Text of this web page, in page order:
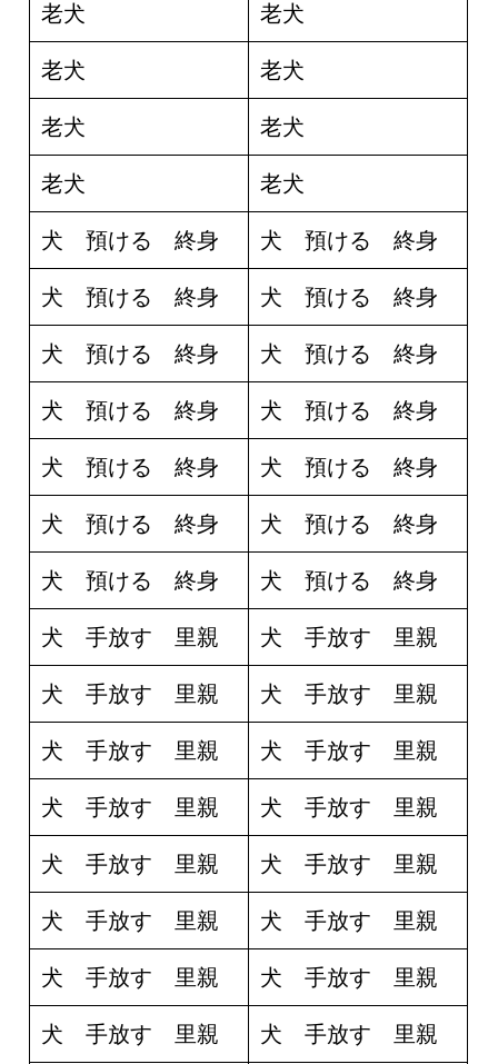
老犬 老犬
老犬 老犬
老犬 老犬
老犬 老犬
犬 預ける 終身 犬 預ける 終身
犬 預ける 終身 犬 預ける 終身
犬 預ける 終身 犬 預ける 終身
犬 預ける 終身 犬 預ける 終身
犬 預ける 終身 犬 預ける 終身
犬 預ける 終身 犬 預ける 終身
犬 預ける 終身 犬 預ける 終身
犬 手放す 里親 犬 手放す 里親
犬 手放す 里親 犬 手放す 里親
犬 手放す 里親 犬 手放す 里親
犬 手放す 里親 犬 手放す 里親
犬 手放す 里親 犬 手放す 里親
犬 手放す 里親 犬 手放す 里親
犬 手放す 里親 犬 手放す 里親
犬 手放す 里親 犬 手放す 里親